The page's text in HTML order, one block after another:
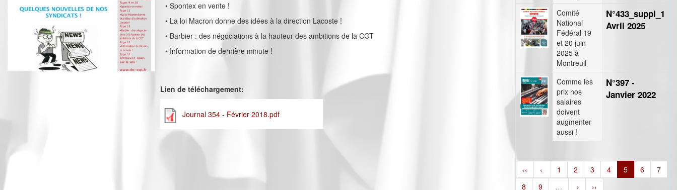
• Spontex en vente !
• La loi Macron donne des idées à la direction Lacoste !
• Barbier : des négociations à la hauteur des ambitions de la CGT
• Information de dernière minute !
Lien de téléchargement:
Journal 354 - Février 2018.pdf
Comité
National
Fédéral 19
et 20 juin
2025 à
Montreuil
N°433_suppl_1
Avril 2025
Comme les
prix nos
salaires
doivent
augmenter
aussi !
N°397 -
Janvier 2022
‹‹ ‹ 1 2 3 4 5 6
7
8
9 … › ››